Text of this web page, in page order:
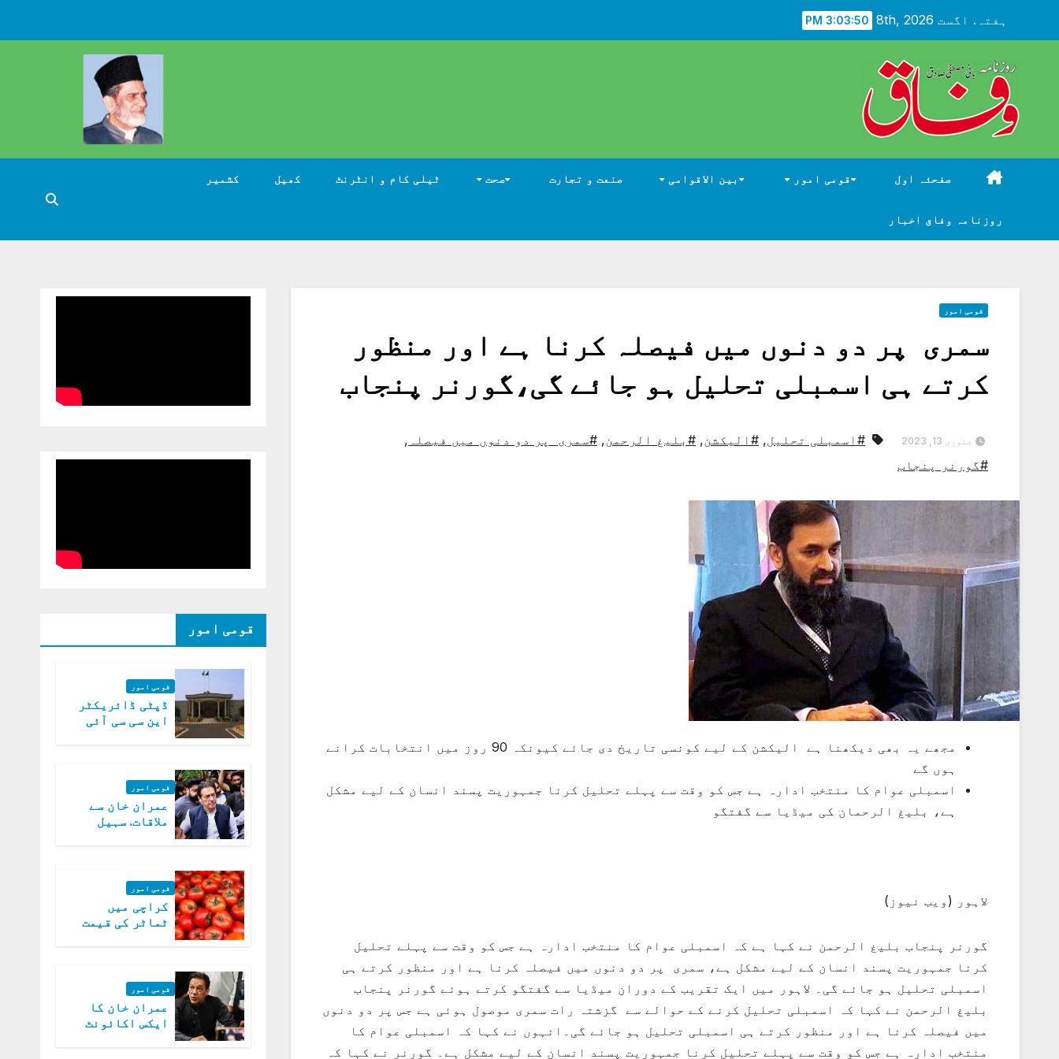
ہفتہ. اگست 8th, 2026 3:03:51 PM
صفحئہ اول قومی امور بین الاقوامی صنعت و تجارت صحت ٹیلی کام و انٹرنٹ کھیل کشمیر
روزنامہ وفاق اخبار
قومی امور
سمری پر دو دنوں میں فیصلہ کرنا ہے اور منظور
کرتے ہی اسمبلی تحلیل ہو جائے گی،گورنر پنجاب
جنوری 13, 2023 #اسمبلی تحلیل, #الیکشن, #بلیغ الرحمن, #سمری پر دو دنوں میں فیصلہ ,
#گورنر پنجاب
مجھے یہ بھی دیکھنا ہے الیکشن کے لیے کونسی تاریخ دی جائے کیونکہ 90 روز میں انتخابات کرانے
ہوں گے
اسمبلی عوام کا منتخب ادارہ ہے جس کو وقت سے پہلے تحلیل کرنا جمہوریت پسند انسان کے لیے مشکل
ہے، بلیغ الرحمان کی میڈیا سے گفتگو
لاہور (ویب نیوز)
گورنر پنجاب بلیغ الرحمن نے کہا ہے کہ اسمبلی عوام کا منتخب ادارہ ہے جس کو وقت سے پہلے تحلیل
کرنا جمہوریت پسند انسان کے لیے مشکل ہے، سمری پر دو دنوں میں فیصلہ کرنا ہے اور منظور کرتے ہی
اسمبلی تحلیل ہو جائے گی۔ لاہور میں ایک تقریب کے دوران میڈیا سے گفتگو کرتے ہوئے گورنر پنجاب
بلیغ الرحمن نے کہا کہ اسمبلی تحلیل کرنے کے حوالے سے گزشتہ رات سمری موصول ہوئی ہے جس پر دو دنوں
میں فیصلہ کرنا ہے اور منظور کرتے ہی اسمبلی تحلیل ہو جائے گی۔انہوں نے کہا کہ اسمبلی عوام کا
منتخب ادارہ ہے جس کو وقت سے پہلے تحلیل کرنا جمہوریت پسند انسان کے لیے مشکل ہے۔ گورنر نے کہا کہ
قومی امور
قومی امور
ڈپٹی ڈائریکٹر
این سی سی آئی
قومی امور
عمران خان سے
ملاقات. سہیل
قومی امور
کراچی میں
ٹماٹر کی قیمت
قومی امور
عمران خان کا
ایکس اکائونٹ